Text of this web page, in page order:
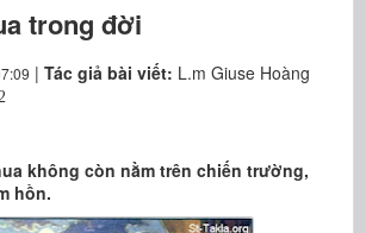
trong đời
| Tác giả bài viết: L.m Giuse Hoàng
không còn nằm trên chiến trường,
hồn.